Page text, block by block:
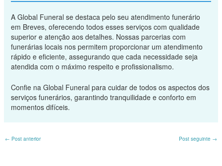
A Global Funeral se destaca pelo seu atendimento funerário
em Breves, oferecendo todos esses serviços com qualidade
superior e atenção aos detalhes. Nossas parcerias com
funerárias locais nos permitem proporcionar um atendimento
rápido e eficiente, assegurando que cada necessidade seja
atendida com o máximo respeito e profissionalismo.
Confie na Global Funeral para cuidar de todos os aspectos dos
serviços funerários, garantindo tranquilidade e conforto em
momentos difíceis.
← Post anterior Post seguinte →